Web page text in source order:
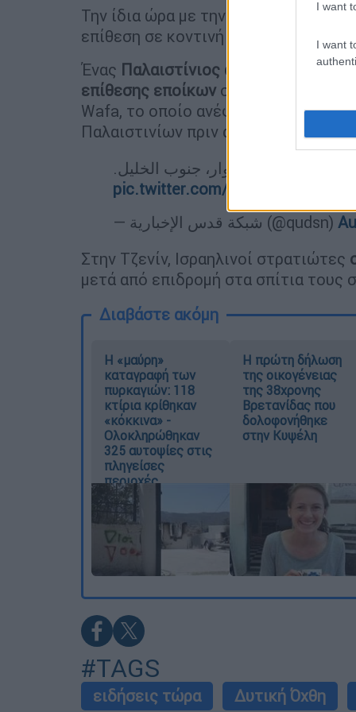
I want
I want
Την ίδια ώρα με την παραπάνω
επίθεση σε κοντινή απόσταση.
Ένας Παλαιστίνιος άνδρας και η
επίθεσης εποίκων στο χωριό Khallet
Wafa, το οποίο ανέφερε επίσης ότι
Παλαιστινίων πριν απομακρύνουν
في مخيم الفوار، جنوب الخليل.
pic.twitter.com/aTmKWQ2Tnl
— شبكة قدس الإخبارية (@qudsn)
Στην Τζενίν, Ισραηλινοί στρατιώτες
μετά από επιδρομή στα σπίτια τους
Διαβάστε ακόμη
Η «μαύρη»
καταγραφή των
πυρκαγιών: 118
κτίρια κρίθηκαν
«κόκκινα» -
Ολοκληρώθηκαν
325 αυτοψίες στις
πληγείσες
περιοχές
Η πρώτη δήλωση
της οικογένειας
της 38χρονης
Βρετανίδας που
δολοφονήθηκε
στην Κυψέλη
#TAGS
ειδήσεις τώρα Δυτική Όχθη